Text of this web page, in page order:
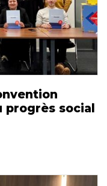
social